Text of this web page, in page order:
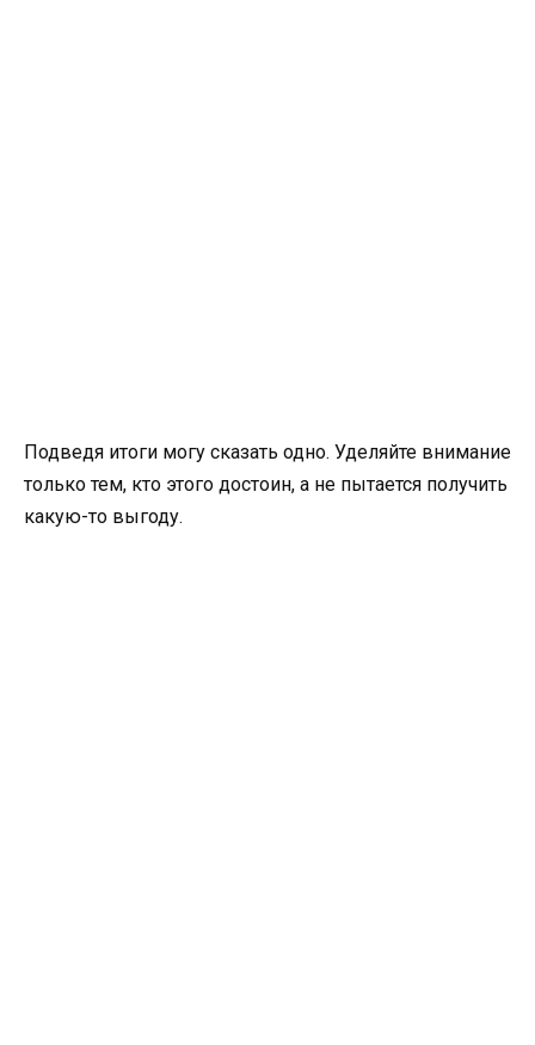
Подведя итоги могу сказать одно. Уделяйте внимание
только тем, кто этого достоин, а не пытается получить
какую-то выгоду.